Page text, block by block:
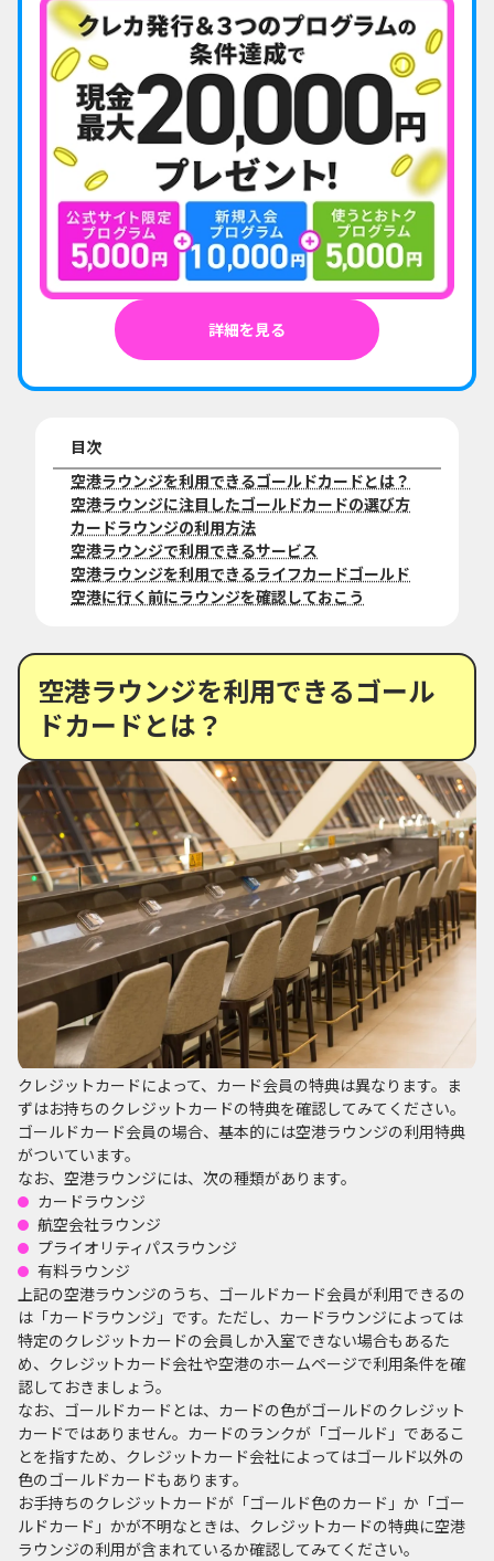
詳細を見る
目次
空港ラウンジを利用できるゴールドカードとは？
空港ラウンジに注目したゴールドカードの選び方
カードラウンジの利用方法
空港ラウンジで利用できるサービス
空港ラウンジを利用できるライフカードゴールド
空港に行く前にラウンジを確認しておこう
空港ラウンジを利用できるゴール
ドカードとは？
クレジットカードによって、カード会員の特典は異なります。ま
ずはお持ちのクレジットカードの特典を確認してみてください。
ゴールドカード会員の場合、基本的には空港ラウンジの利用特典
がついています。
なお、空港ラウンジには、次の種類があります。
カードラウンジ
航空会社ラウンジ
プライオリティパスラウンジ
有料ラウンジ
上記の空港ラウンジのうち、ゴールドカード会員が利用できるの
は「カードラウンジ」です。ただし、カードラウンジによっては
特定のクレジットカードの会員しか入室できない場合もあるた
め、クレジットカード会社や空港のホームページで利用条件を確
認しておきましょう。
なお、ゴールドカードとは、カードの色がゴールドのクレジット
カードではありません。カードのランクが「ゴールド」であるこ
とを指すため、クレジットカード会社によってはゴールド以外の
色のゴールドカードもあります。
お手持ちのクレジットカードが「ゴールド色のカード」か「ゴー
ルドカード」かが不明なときは、クレジットカードの特典に空港
ラウンジの利用が含まれているか確認してみてください。